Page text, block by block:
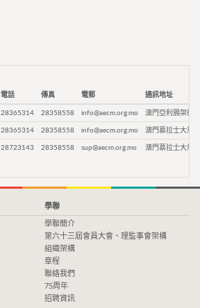
電話 傳真 電郵 通訊地址
28365314 28358558 info@aecm.org.mo 澳門亞利鴉架街9
28365314 28358558 info@aecm.org.mo 澳門慕拉士大馬
28723143 28358558 sup@aecm.org.mo 澳門慕拉士大馬
學聯
學聯簡介
第六十三屆會員大會、理監事會架構
組織架構
章程
聯絡我們
75周年
招聘資訊